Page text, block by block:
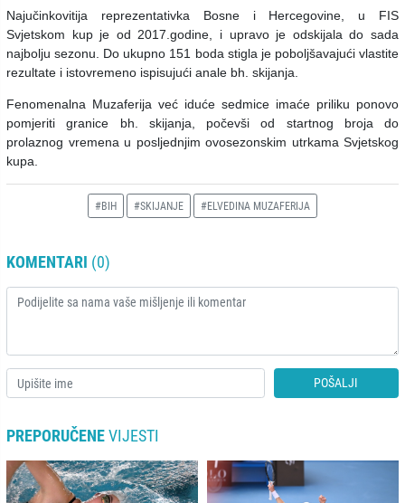
Najučinkovitija reprezentativka Bosne i Hercegovine, u FIS
Svjetskom kup je od 2017.godine, i upravo je odskijala do sada
najbolju sezonu. Do ukupno 151 boda stigla je poboljšavajući vlastite
rezultate i istovremeno ispisujući anale bh. skijanja.
Fenomenalna Muzaferija već iduće sedmice imaće priliku ponovo
pomjeriti granice bh. skijanja, počevši od startnog broja do
prolaznog vremena u posljednjim ovosezonskim utrkama Svjetskog
kupa.
#BIH #SKIJANJE #ELVEDINA MUZAFERIJA
KOMENTARI (0)
POŠALJI
PREPORUČENEVIJESTI